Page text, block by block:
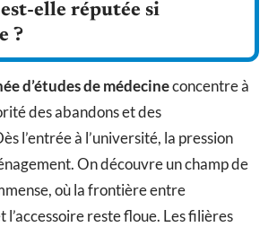
elle réputée si
?
d’études de médecineconcentre à
des abandons et des
l’entrée à l’université, la pression
On découvre un champ de
où la frontière entre
l’accessoire reste floue. Les filières